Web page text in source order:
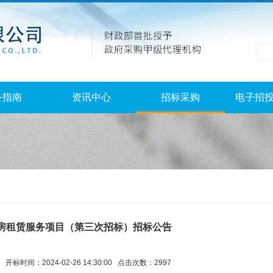
指南 资讯中心 招标采购 电子招
租赁服务项目（第三次招标）招标公告
标时间：2024-02-26 14:30:00 点击次数：2997